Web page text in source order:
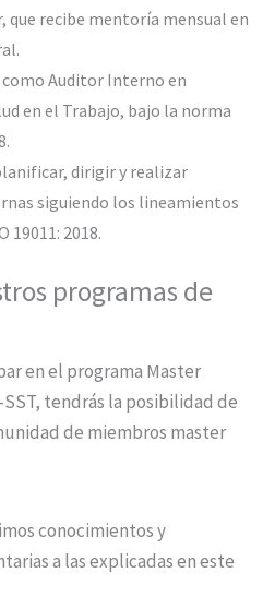
que recibe mentoría mensual en
Auditor Interno en
en el Trabajo, bajo la norma
dirigir y realizar
siguiendo los lineamientos
19011: 2018.
programas de
en el programa Master
tendrás la posibilidad de
de miembros master
conocimientos y
a las explicadas en este